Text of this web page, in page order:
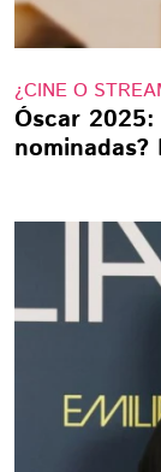
¿CINE O
Óscar